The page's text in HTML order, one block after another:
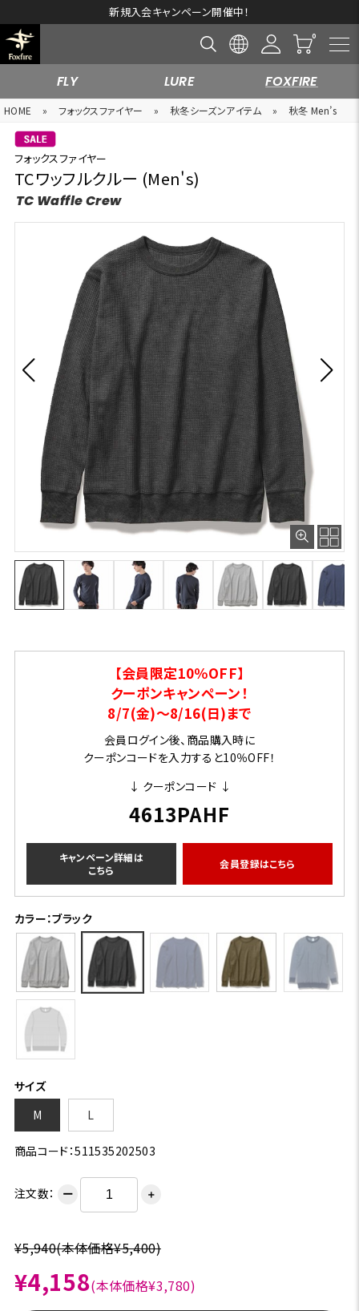
新規入会キャンペーン開催中！
FLY LURE FOXFIRE
HOME » フォックスファイヤー » 秋冬シーズンアイテム » 秋冬 Men’s
フォックスファイヤー
TCワッフルクルー (Men's)
TC Waffle Crew
【会員限定10％OFF】
クーポンキャンペーン！
8/7(金)～8/16(日)まで
会員ログイン後、商品購入時に
クーポンコードを入力すると10％OFF！
↓ クーポンコード ↓
4613PAHF
キャンペーン詳細は
こちら
会員登録はこちら
カラー：ブラック
サイズ
M
L
商品コード：511535202503
注文数： ー ＋
¥5,940(本体価格¥5,400)
¥4,158(本体価格¥3,780)